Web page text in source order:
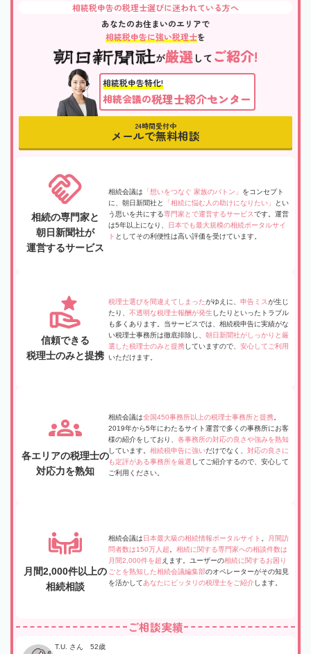
相続税申告の税理士選びに迷われている方へ
あなたのお住まいのエリアで
相続税申告に強い税理士を
が厳選して ご紹介!
相続税申告特化!
相続会議の税理士紹介センター
24時間受付中
メールで無料相談
相続の専門家と
朝日新聞社が
運営するサービス
相続会議は 「想いをつなぐ 家族のバトン」 をコンセプト
に、朝日新聞社と
「相続に悩む人の助けになりたい」
とい
う思いを共にする専門家とで運営するサービスです。運営
は5年以上になり、
日本でも最大規模の相続ポータルサイ
ト としてその利便性は高い評価を受けています。
信頼できる
税理士のみと提携
税理士選びを間違えてしまったがゆえに、 申告ミスが生じ
たり、 不透明な税理士報酬が発生 したりといったトラブル
も多くあります。当サービスでは、相続税申告に実績がな
い税理士事務所は徹底排除し、 朝日新聞社がしっかりと厳
選した税理士のみと提携していますので、 安心してご利用
いただけます。
各エリアの税理士の
対応力を熟知
相続会議は全国450事務所以上の税理士事務所と提携
2019年から5年にわたるサイト運営で多くの事務所にお客
様の紹介をしており、 各事務所の対応の良さや強みを熟知
しています。 相続税申告に強いだけでなく、 対応の良さに
も定評がある事務所を厳選 してご紹介するので、安心して
ご利用ください。
月間2,000件以上の
相続相談
相続会議は 日本最大級の相続情報ポータルサイト
月間訪
問者数は150万人超
相続に関する専門家への相談件数は
月間2,000件を超 えます。ユーザーの相続に関するお困り
ごとを熟知した相続会議編集部のオペレーターがその知見
を活かしてあなたにピッタリの税理士をご紹介 します。
ご相談実績
T.U. さん 52歳